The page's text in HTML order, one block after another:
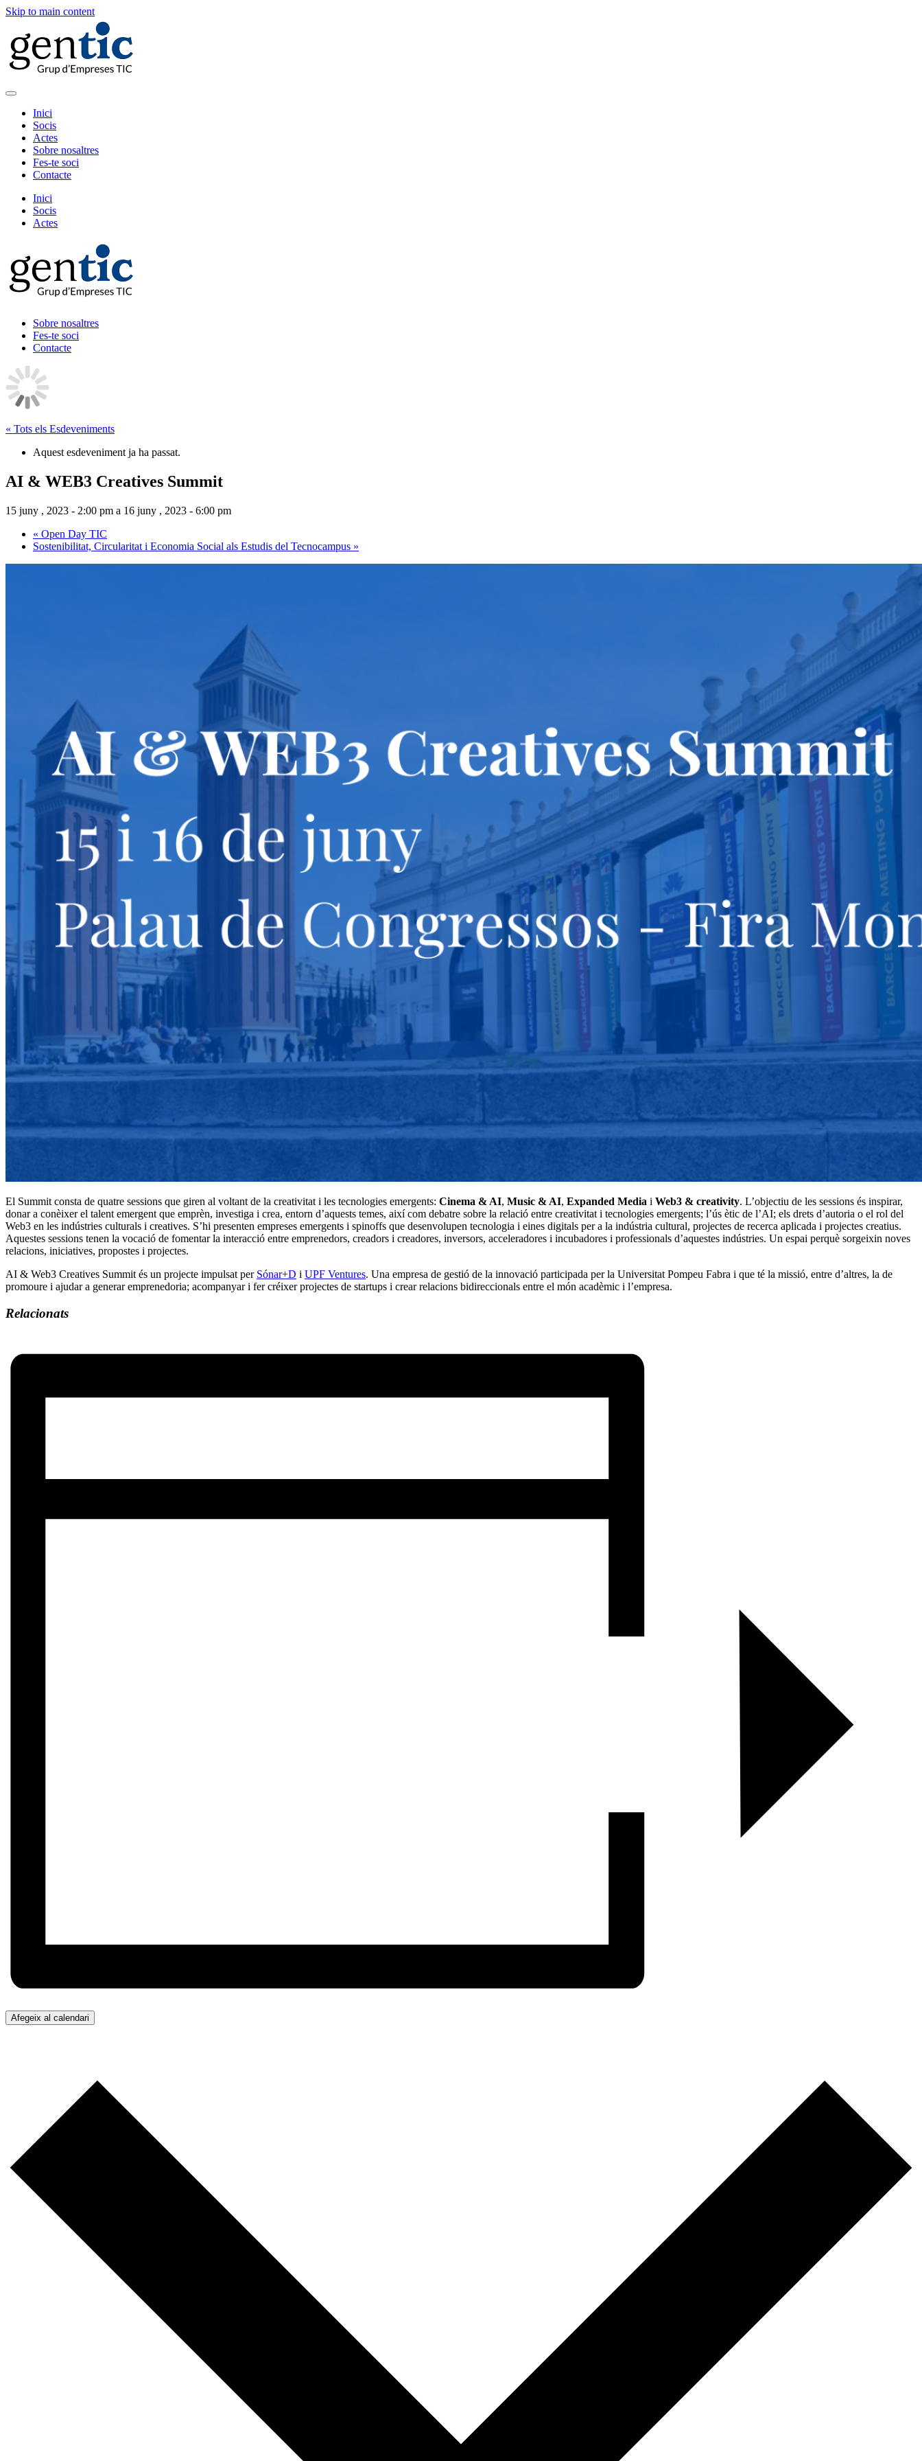
Skip to main content
Inici
Socis
Actes
Sobre nosaltres
Fes-te soci
Contacte
Inici
Socis
Actes
Sobre nosaltres
Fes-te soci
Contacte
« Tots els Esdeveniments
Aquest esdeveniment ja ha passat.
AI & WEB3 Creatives Summit
15 juny , 2023 - 2:00 pm a 16 juny , 2023 - 6:00 pm
« Open Day TIC
Sostenibilitat, Circularitat i Economia Social als Estudis del Tecnocampus »
El Summit consta de quatre sessions que giren al voltant de la creativitat i les tecnologies emergents: Cinema & AI, Music & AI, Expanded Media i Web3 & creativity. L’objectiu de les sessions és inspirar,
donar a conèixer el talent emergent que emprèn, investiga i crea, entorn d’aquests temes, així com debatre sobre la relació entre creativitat i tecnologies emergents; l’ús ètic de l’AI; els drets d’autoria o el rol del
Web3 en les indústries culturals i creatives. S’hi presenten empreses emergents i spinoffs que desenvolupen tecnologia i eines digitals per a la indústria cultural, projectes de recerca aplicada i projectes creatius.
Aquestes sessions tenen la vocació de fomentar la interacció entre emprenedors, creadors i creadores, inversors, acceleradores i incubadores i professionals d’aquestes indústries. Un espai perquè sorgeixin noves
relacions, iniciatives, propostes i projectes.
AI & Web3 Creatives Summit és un projecte impulsat per Sónar+D i UPF Ventures. Una empresa de gestió de la innovació participada per la Universitat Pompeu Fabra i que té la missió, entre d’altres, la de
promoure i ajudar a generar emprenedoria; acompanyar i fer créixer projectes de startups i crear relacions bidireccionals entre el món acadèmic i l’empresa.
Relacionats
Afegeix al calendari